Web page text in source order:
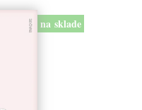
na sklade